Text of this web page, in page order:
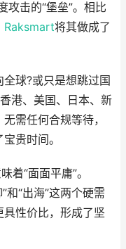
攻击的“堡垒”。相比
Raksmart将其做成了
球?或只是想跳过国
港、美国、日本、新
需任何合规等待，
贵时间。
着“面面平庸”。
和“出海”这两个硬需
性价比，形成了坚